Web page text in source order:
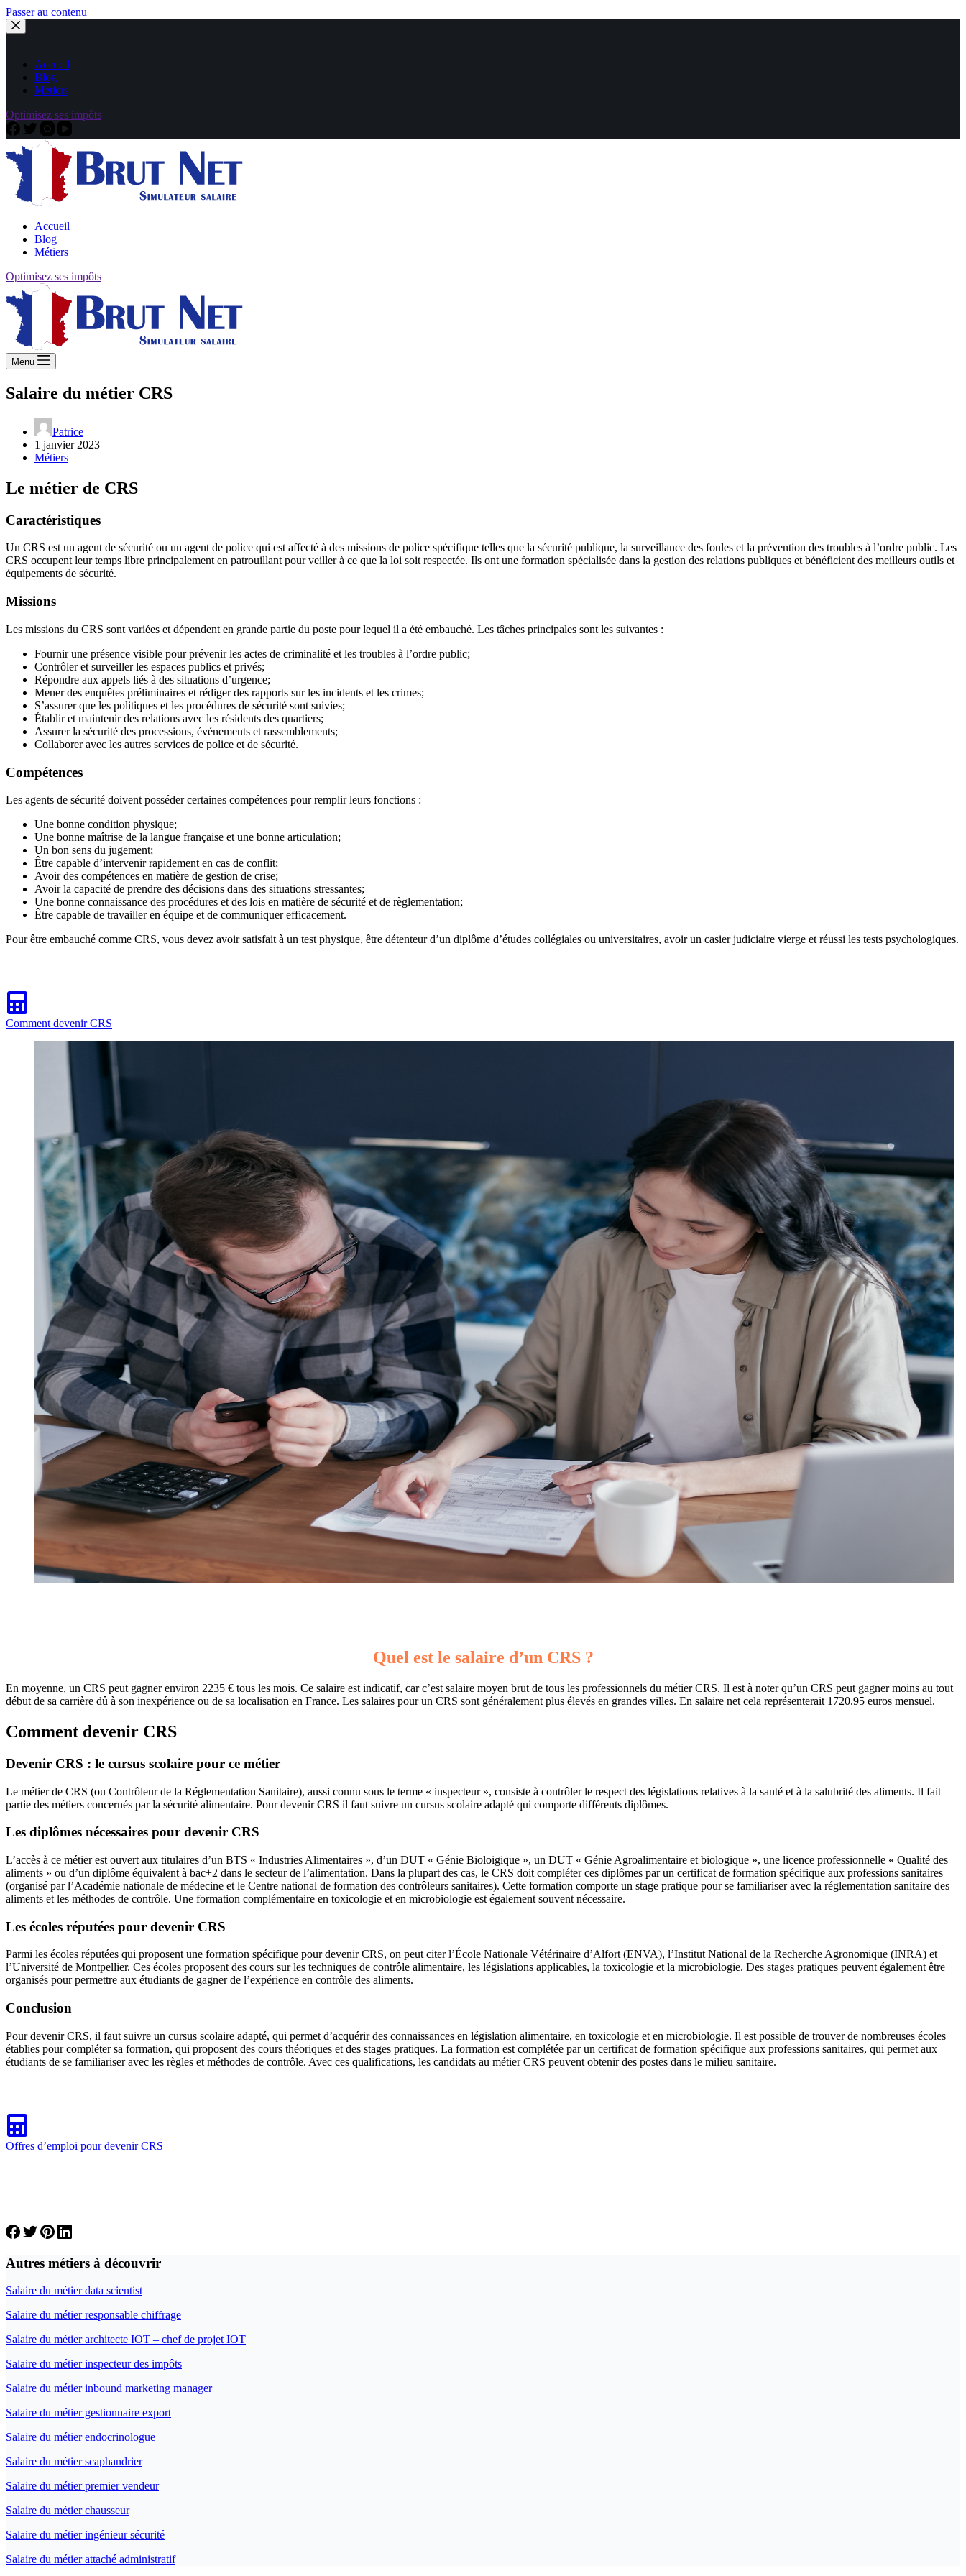
Passer au contenu
Accueil
Blog
Métiers
Optimisez ses impôts
Accueil
Blog
Métiers
Optimisez ses impôts
Menu
Salaire du métier CRS
Patrice
1 janvier 2023
Métiers
Le métier de CRS
Caractéristiques
Un CRS est un agent de sécurité ou un agent de police qui est affecté à des missions de police spécifique telles que la sécurité publique, la surveillance des foules et la prévention des troubles à l’ordre public. Les
CRS occupent leur temps libre principalement en patrouillant pour veiller à ce que la loi soit respectée. Ils ont une formation spécialisée dans la gestion des relations publiques et bénéficient des meilleurs outils et
équipements de sécurité.
Missions
Les missions du CRS sont variées et dépendent en grande partie du poste pour lequel il a été embauché. Les tâches principales sont les suivantes :
Fournir une présence visible pour prévenir les actes de criminalité et les troubles à l’ordre public;
Contrôler et surveiller les espaces publics et privés;
Répondre aux appels liés à des situations d’urgence;
Mener des enquêtes préliminaires et rédiger des rapports sur les incidents et les crimes;
S’assurer que les politiques et les procédures de sécurité sont suivies;
Établir et maintenir des relations avec les résidents des quartiers;
Assurer la sécurité des processions, événements et rassemblements;
Collaborer avec les autres services de police et de sécurité.
Compétences
Les agents de sécurité doivent posséder certaines compétences pour remplir leurs fonctions :
Une bonne condition physique;
Une bonne maîtrise de la langue française et une bonne articulation;
Un bon sens du jugement;
Être capable d’intervenir rapidement en cas de conflit;
Avoir des compétences en matière de gestion de crise;
Avoir la capacité de prendre des décisions dans des situations stressantes;
Une bonne connaissance des procédures et des lois en matière de sécurité et de règlementation;
Être capable de travailler en équipe et de communiquer efficacement.
Pour être embauché comme CRS, vous devez avoir satisfait à un test physique, être détenteur d’un diplôme d’études collégiales ou universitaires, avoir un casier judiciaire vierge et réussi les tests psychologiques.
Comment devenir CRS
Quel est le salaire d’un CRS ?
En moyenne, un CRS peut gagner environ 2235 € tous les mois. Ce salaire est indicatif, car c’est salaire moyen brut de tous les professionnels du métier CRS. Il est à noter qu’un CRS peut gagner moins au tout
début de sa carrière dû à son inexpérience ou de sa localisation en France. Les salaires pour un CRS sont généralement plus élevés en grandes villes. En salaire net cela représenterait 1720.95 euros mensuel.
Comment devenir CRS
Devenir CRS : le cursus scolaire pour ce métier
Le métier de CRS (ou Contrôleur de la Réglementation Sanitaire), aussi connu sous le terme « inspecteur », consiste à contrôler le respect des législations relatives à la santé et à la salubrité des aliments. Il fait
partie des métiers concernés par la sécurité alimentaire. Pour devenir CRS il faut suivre un cursus scolaire adapté qui comporte différents diplômes.
Les diplômes nécessaires pour devenir CRS
L’accès à ce métier est ouvert aux titulaires d’un BTS « Industries Alimentaires », d’un DUT « Génie Bioloigique », un DUT « Génie Agroalimentaire et biologique », une licence professionnelle « Qualité des
aliments » ou d’un diplôme équivalent à bac+2 dans le secteur de l’alimentation. Dans la plupart des cas, le CRS doit compléter ces diplômes par un certificat de formation spécifique aux professions sanitaires
(organisé par l’Académie nationale de médecine et le Centre national de formation des contrôleurs sanitaires). Cette formation comporte un stage pratique pour se familiariser avec la réglementation sanitaire des
aliments et les méthodes de contrôle. Une formation complémentaire en toxicologie et en microbiologie est également souvent nécessaire.
Les écoles réputées pour devenir CRS
Parmi les écoles réputées qui proposent une formation spécifique pour devenir CRS, on peut citer l’École Nationale Vétérinaire d’Alfort (ENVA), l’Institut National de la Recherche Agronomique (INRA) et
l’Université de Montpellier. Ces écoles proposent des cours sur les techniques de contrôle alimentaire, les législations applicables, la toxicologie et la microbiologie. Des stages pratiques peuvent également être
organisés pour permettre aux étudiants de gagner de l’expérience en contrôle des aliments.
Conclusion
Pour devenir CRS, il faut suivre un cursus scolaire adapté, qui permet d’acquérir des connaissances en législation alimentaire, en toxicologie et en microbiologie. Il est possible de trouver de nombreuses écoles
établies pour compléter sa formation, qui proposent des cours théoriques et des stages pratiques. La formation est complétée par un certificat de formation spécifique aux professions sanitaires, qui permet aux
étudiants de se familiariser avec les règles et méthodes de contrôle. Avec ces qualifications, les candidats au métier CRS peuvent obtenir des postes dans le milieu sanitaire.
Offres d’emploi pour devenir CRS
Autres métiers à découvrir
Salaire du métier data scientist
Salaire du métier responsable chiffrage
Salaire du métier architecte IOT – chef de projet IOT
Salaire du métier inspecteur des impôts
Salaire du métier inbound marketing manager
Salaire du métier gestionnaire export
Salaire du métier endocrinologue
Salaire du métier scaphandrier
Salaire du métier premier vendeur
Salaire du métier chausseur
Salaire du métier ingénieur sécurité
Salaire du métier attaché administratif